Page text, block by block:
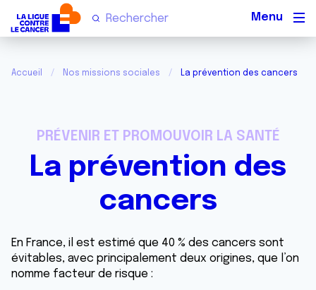
Accueil Nos missions sociales La prévention des cancers
PRÉVENIR ET PROMOUVOIR LA SANTÉ
La prévention des
cancers
En France, il est estimé que 40 % des cancers sont
évitables, avec principalement deux origines, que l’on
nomme facteur de risque :